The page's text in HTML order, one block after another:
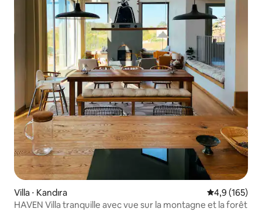
Villa ⋅ Kandıra Évaluation
4,9 (165)
HAVEN Villa tranquille avec vue sur la montagne et la forêt